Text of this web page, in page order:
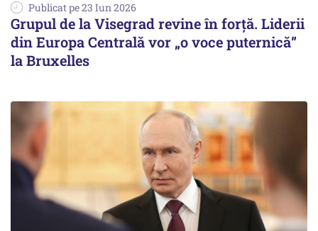
Publicat pe 23 Iun 2026
Grupul de la Visegrad revine în forță. Liderii
din Europa Centrală vor „o voce puternică”
la Bruxelles